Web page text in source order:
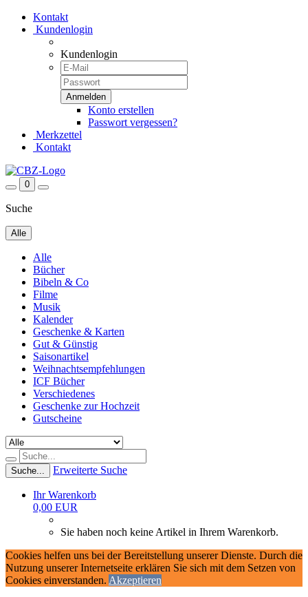
Kontakt
Kundenlogin
Kundenlogin
Konto erstellen
Passwort vergessen?
Merkzettel
Kontakt
0
Suche
Alle
Alle
Bücher
Bibeln & Co
Filme
Musik
Kalender
Geschenke & Karten
Gut & Günstig
Saisonartikel
Weihnachtsempfehlungen
ICF Bücher
Verschiedenes
Geschenke zur Hochzeit
Gutscheine
Suche... Erweiterte Suche
Ihr Warenkorb
0,00 EUR
Sie haben noch keine Artikel in Ihrem Warenkorb.
Cookies helfen uns bei der Bereitstellung unserer Dienste. Durch die
Nutzung unserer Internetseite erklären Sie sich mit dem Setzen von
Cookies einverstanden. Akzeptieren